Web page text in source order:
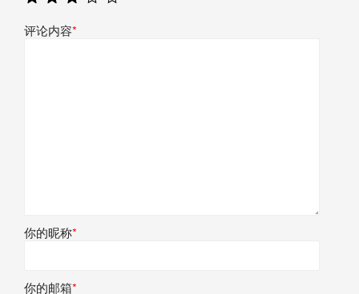
评论内容*
你的昵称*
你的邮箱*